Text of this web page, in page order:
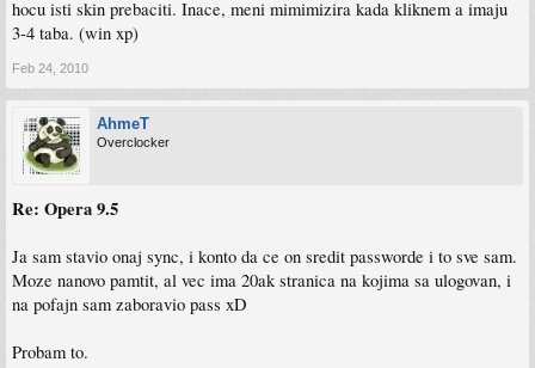
hocu isti skin prebaciti. Inace, meni mimimizira kada kliknem a imaju
3-4 taba. (win xp)
Feb 24, 2010
AhmeT
Overclocker
Re: Opera 9.5
Ja sam stavio onaj sync, i konto da ce on sredit passworde i to sve sam.
Moze nanovo pamtit, al vec ima 20ak stranica na kojima sa ulogovan, i
na pofajn sam zaboravio pass xD
Probam to.